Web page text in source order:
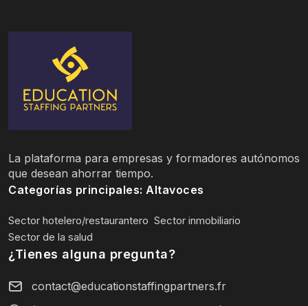
La plataforma para empresas y formadores autónomos
que desean ahorrar tiempo.
Categorías principales: Altavoces
Sector hotelero/restaurantero Sector inmobiliario
Sector de la salud
¿Tienes alguna pregunta?
contact@educationstaffingpartners.fr